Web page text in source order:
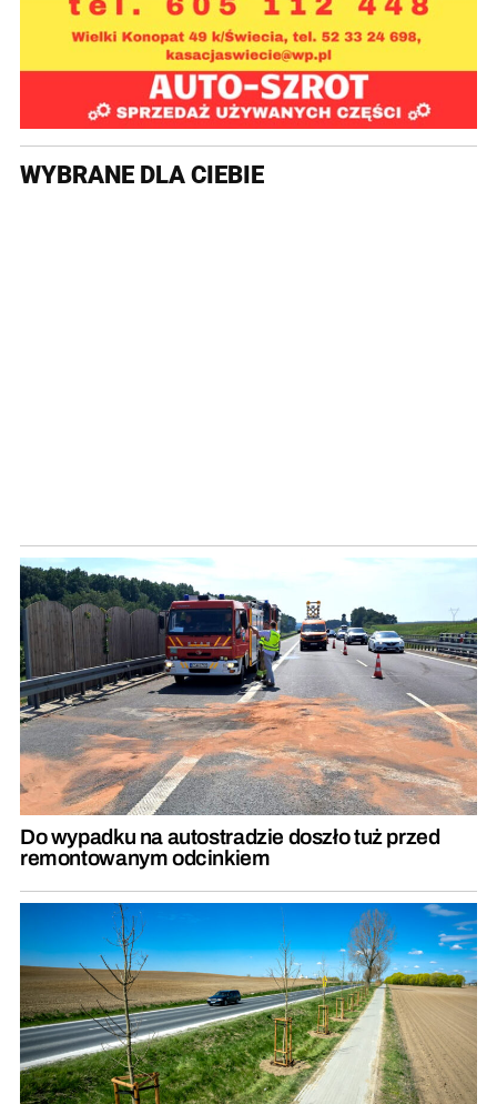
WYBRANE DLA CIEBIE
Do wypadku na autostradzie doszło tuż przed
remontowanym odcinkiem